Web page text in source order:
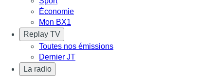
Économie
Mon BX1
Replay TV
Toutes nos émissions
Dernier JT
La radio